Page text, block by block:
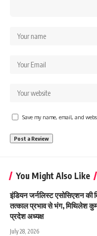
Save my name, email, and
You Might Also Like
इंडियन जर्नलिस्ट एसोसिएशन की
तत्काल प्रभाव से भंग, मिथिलेश
प्रदेश अध्यक्ष
July 28, 2026